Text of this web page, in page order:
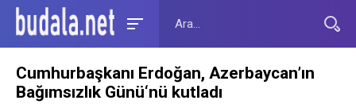
Cumhurbaşkanı Erdoğan, Azerbaycan’ın
Bağımsızlık Günü‘nü kutladı